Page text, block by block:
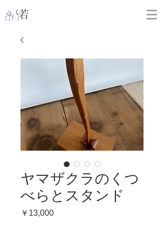
​
ヤマザクラのくつ
べらとスタンド
￥13,000価